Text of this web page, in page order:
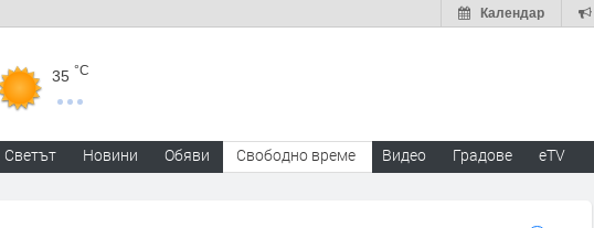
Календар
35 °C
Светът Новини Обяви Свободно време Видео Градове eTV